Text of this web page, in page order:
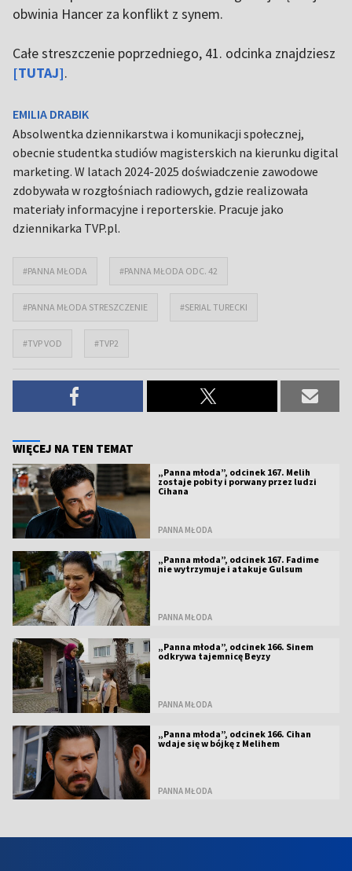
obwinia Hancer za konflikt z synem.
Całe streszczenie poprzedniego, 41. odcinka znajdziesz
[TUTAJ].
EMILIA DRABIK
Absolwentka dziennikarstwa i komunikacji społecznej,
obecnie studentka studiów magisterskich na kierunku digital
marketing. W latach 2024-2025 doświadczenie zawodowe
zdobywała w rozgłośniach radiowych, gdzie realizowała
materiały informacyjne i reporterskie. Pracuje jako
dziennikarka TVP.pl.
#PANNA MŁODA #PANNA MŁODA ODC. 42
#PANNA MŁODA STRESZCZENIE #SERIAL TURECKI
#TVP VOD #TVP2
WIĘCEJ NA TEN TEMAT
„Panna młoda”, odcinek 167. Melih
zostaje pobity i porwany przez ludzi
Cihana
PANNA MŁODA
„Panna młoda”, odcinek 167. Fadime
nie wytrzymuje i atakuje Gulsum
PANNA MŁODA
„Panna młoda”, odcinek 166. Sinem
odkrywa tajemnicę Beyzy
PANNA MŁODA
„Panna młoda”, odcinek 166. Cihan
wdaje się w bójkę z Melihem
PANNA MŁODA